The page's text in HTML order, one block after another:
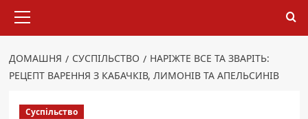
меню
ДОМАШНЯ СУСПІЛЬСТВО
НАРІЖТЕ ВСЕ ТА ЗВАРІТЬ:
РЕЦЕПТ ВАРЕННЯ З КАБАЧКІВ, ЛИМОНІВ ТА АПЕЛЬСИНІВ
Суспільство